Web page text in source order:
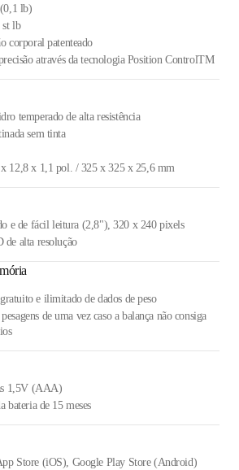
lb)
st lb
corporal patenteado
através da tecnologia Position ControlTM
temperado de alta resistência
sem tinta
x 12,8 x 1,1 pol. / 325 x 325 x 25,6 mm
e de fácil leitura (2,8"), 320 x 240 pixels
de alta resolução
e ilimitado de dados de peso
de uma vez caso a balança não consiga
1,5V (AAA)
bateria de 15 meses
Store (iOS), Google Play Store (Android)